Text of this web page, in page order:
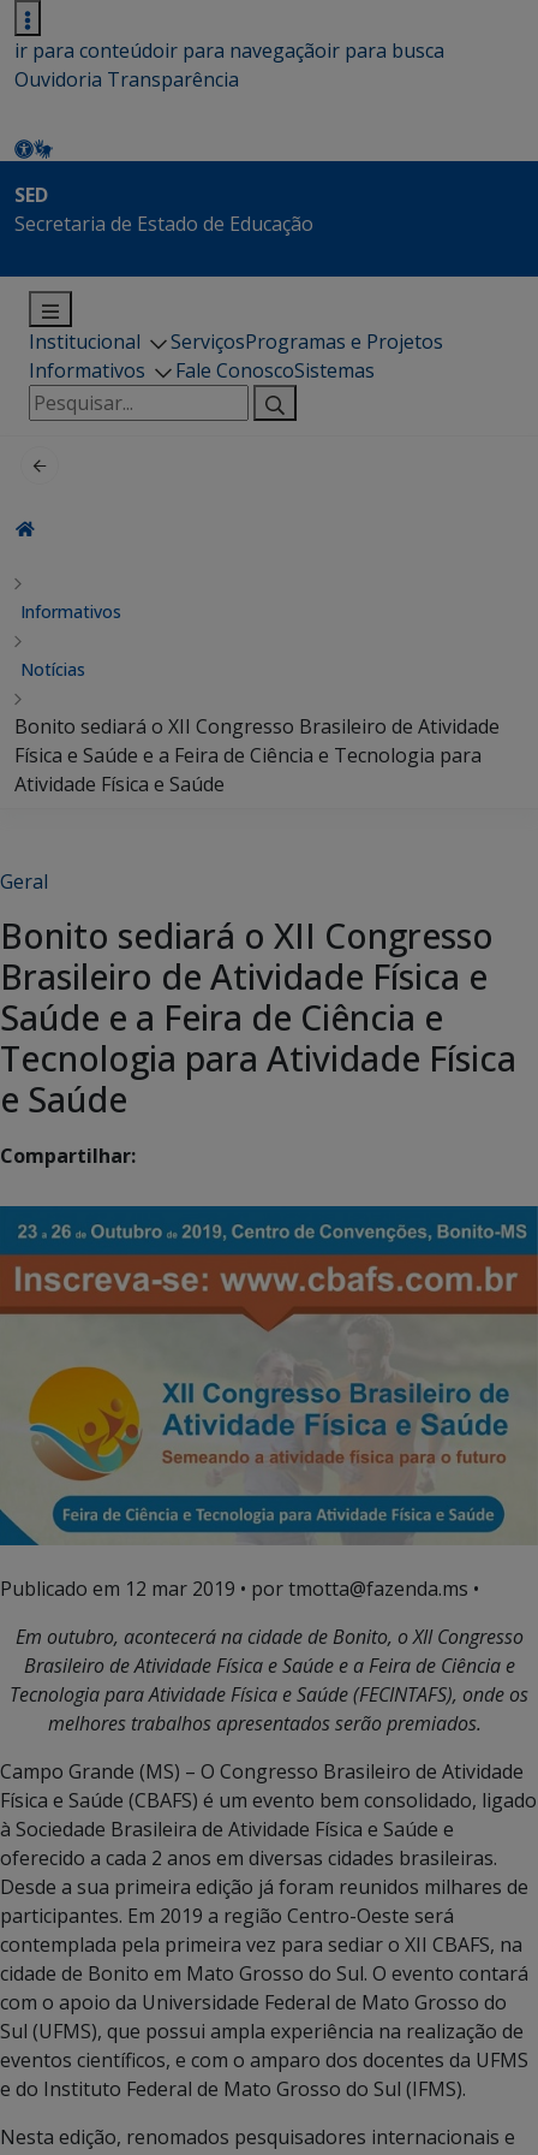
ir para conteúdoir para navegaçãoir para busca
Ouvidoria Transparência
SED
Secretaria de Estado de Educação
Institucional ServiçosProgramas e Projetos
Informativos
Fale ConoscoSistemas
Pesquisar
por:
Informativos
Notícias
Bonito sediará o XII Congresso Brasileiro de Atividade
Física e Saúde e a Feira de Ciência e Tecnologia para
Atividade Física e Saúde
Geral
Bonito sediará o XII Congresso
Brasileiro de Atividade Física e
Saúde e a Feira de Ciência e
Tecnologia para Atividade Física
e Saúde
Compartilhar:
Publicado em 12 mar 2019 • por tmotta@fazenda.ms •
Em outubro, acontecerá na cidade de Bonito, o XII Congresso
Brasileiro de Atividade Física e Saúde e a Feira de Ciência e
Tecnologia para Atividade Física e Saúde (FECINTAFS), onde os
melhores trabalhos apresentados serão premiados.
Campo Grande (MS) – O Congresso Brasileiro de Atividade
Física e Saúde (CBAFS) é um evento bem consolidado, ligado
à Sociedade Brasileira de Atividade Física e Saúde e
oferecido a cada 2 anos em diversas cidades brasileiras.
Desde a sua primeira edição já foram reunidos milhares de
participantes. Em 2019 a região Centro-Oeste será
contemplada pela primeira vez para sediar o XII CBAFS, na
cidade de Bonito em Mato Grosso do Sul. O evento contará
com o apoio da Universidade Federal de Mato Grosso do
Sul (UFMS), que possui ampla experiência na realização de
eventos científicos, e com o amparo dos docentes da UFMS
e do Instituto Federal de Mato Grosso do Sul (IFMS).
Nesta edição, renomados pesquisadores internacionais e